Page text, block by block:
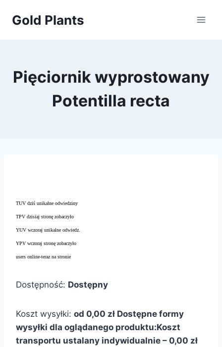
Gold Plants
Pięciornik wyprostowany
Potentilla recta
TUV dziś unikalne odwiedziny
TPV dzisiaj stronę zobaczyło
YUV wczoraj unikalne odwiedz.
YPV wczoraj stronę zobaczyło
users online-teraz na stronie
Dostępność: Dostępny
Koszt wysyłki: od 0,00 zł Dostępne formy
wysyłki dla oglądanego produktu:Koszt
transportu ustalany indywidualnie – 0,00 zł